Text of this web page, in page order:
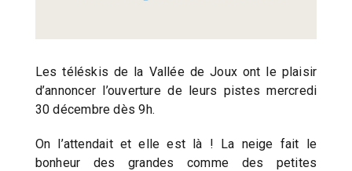
Les téléskis de la Vallée de Joux ont le plaisir
d’annoncer l’ouverture de leurs pistes mercredi
30 décembre dès 9h.
On l’attendait et elle est là ! La neige fait le
bonheur des grandes comme des petites